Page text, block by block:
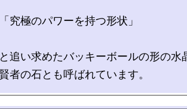
「究極のパワーを持つ形状」
と追い求めたバッキーボールの形の水